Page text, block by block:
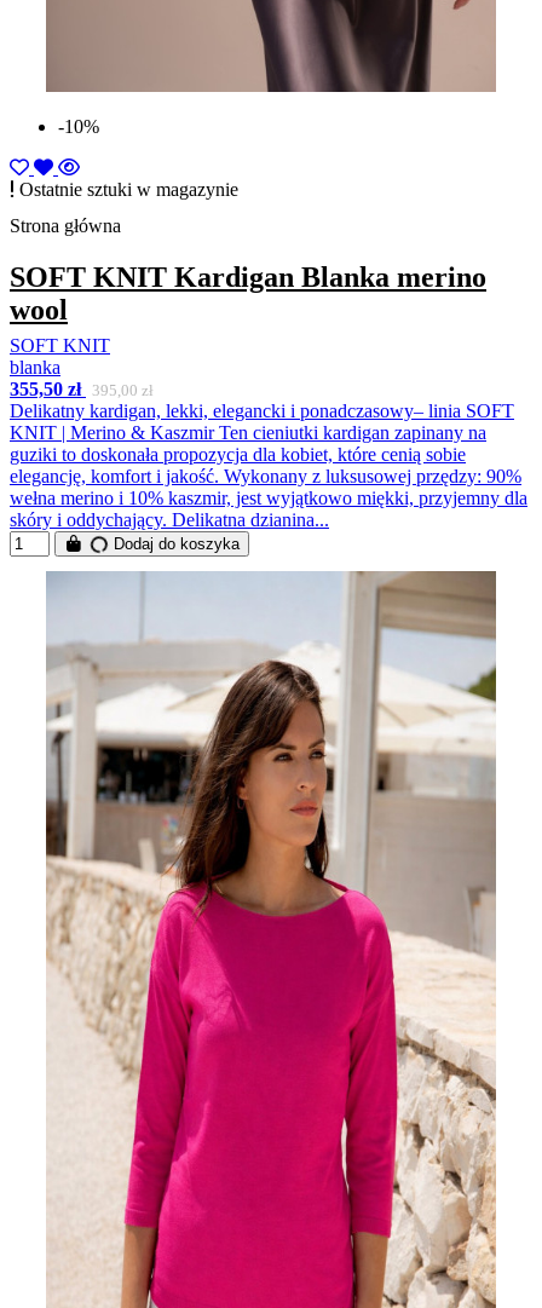
-10%
Ostatnie sztuki w magazynie
Strona główna
SOFT KNIT Kardigan Blanka merino
wool
SOFT KNIT
blanka
355,50 zł 395,00 zł
Delikatny kardigan, lekki, elegancki i ponadczasowy– linia SOFT
KNIT | Merino & Kaszmir Ten cieniutki kardigan zapinany na
guziki to doskonała propozycja dla kobiet, które cenią sobie
elegancję, komfort i jakość. Wykonany z luksusowej przędzy: 90%
wełna merino i 10% kaszmir, jest wyjątkowo miękki, przyjemny dla
skóry i oddychający. Delikatna dzianina...
Dodaj do koszyka